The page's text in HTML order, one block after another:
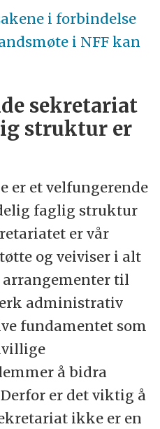
i forbindelse
i NFF kan
sekretariat
struktur er
er et velfungerende
faglig struktur
er vår
og veiviser i alt
til
administrativ
fundamentet som
å bidra
er det viktig å
ikke er en